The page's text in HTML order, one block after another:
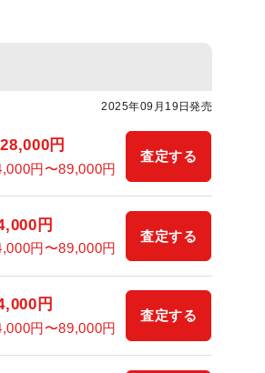
2025年09月19日発売
円
円〜89,000円
査定する
円
円〜89,000円
査定する
円
円〜89,000円
査定する